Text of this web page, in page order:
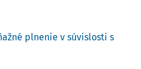
plnenie v súvislosti s